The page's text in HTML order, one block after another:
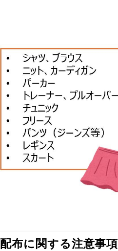
配布に関する注意事項